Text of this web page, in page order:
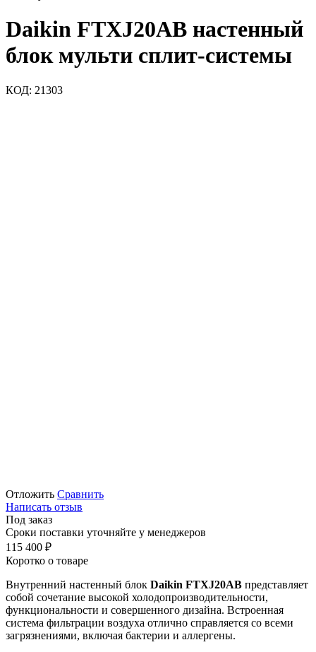
Daikin FTXJ20AB настенный
блок мульти сплит-системы
КОД: 21303
Отложить Сравнить
Написать отзыв
Под заказ
Сроки поставки уточняйте у менеджеров
115 400 ₽
Коротко о товаре
Внутренний настенный блок Daikin FTXJ20AB представляет
собой сочетание высокой холодопроизводительности,
функциональности и совершенного дизайна. Встроенная
система фильтрации воздуха отлично справляется со всеми
загрязнениями, включая бактерии и аллергены.